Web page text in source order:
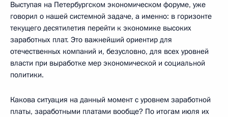
Выступая на Петербургском экономическом форуме, уже
говорил о нашей системной задаче, а именно: в горизонте
текущего десятилетия перейти к экономике высоких
заработных плат. Это важнейший ориентир для
отечественных компаний и, безусловно, для всех уровней
власти при выработке мер экономической и социальной
политики.
Какова ситуация на данный момент с уровнем заработной
платы, заработными платами вообще? По итогам июля их